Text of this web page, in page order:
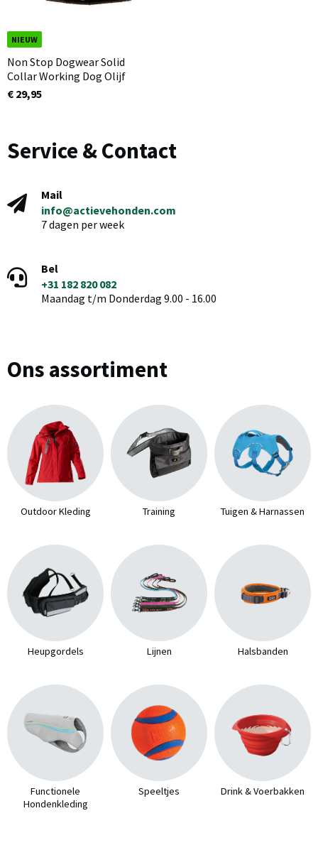
NIEUW
Non Stop Dogwear Solid
Collar Working Dog Olijf
€ 29,95
Service & Contact
Mail
info@actievehonden.com
7 dagen per week
Bel
+31 182 820 082
Maandag t/m Donderdag 9.00 - 16.00
Ons assortiment
Outdoor Kleding Training Tuigen & Harnassen
Heupgordels Lijnen Halsbanden
Functionele
Hondenkleding
Speeltjes Drink & Voerbakken